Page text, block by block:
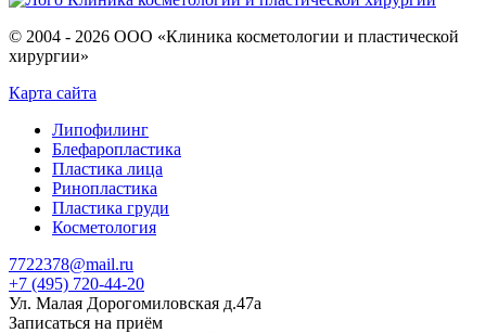
© 2004 - 2026 ООО «Клиника косметологии и пластической
хирургии»
Карта сайта
Липофилинг
Блефаропластика
Пластика лица
Ринопластика
Пластика груди
Косметология
7722378@mail.ru
+7 (495) 720-44-20
Ул. Малая Дорогомиловская д.47а
Записаться на приём